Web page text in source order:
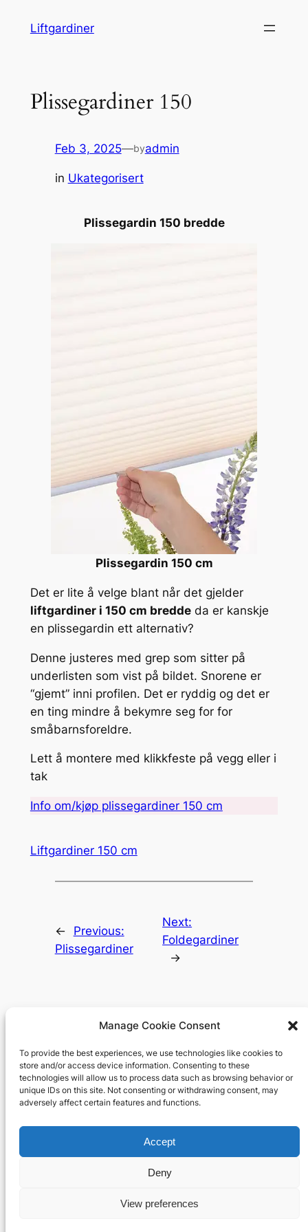
Manage Cookie Consent
To provide the best experiences, we use technologies like cookies to
store and/or access device information. Consenting to these
technologies will allow us to process data such as browsing behavior or
unique IDs on this site. Not consenting or withdrawing consent, may
adversely affect certain features and functions.
Accept
Deny
View preferences
Liftgardiner
Plissegardiner 150
Feb 3, 2025—byadmin
in Ukategorisert
Plissegardin 150 bredde
Plissegardin 150 cm
Det er lite å velge blant når det gjelder
liftgardiner i 150 cm breddeda er kanskje
en plissegardin ett alternativ?
Denne justeres med grep som sitter på
underlisten som vist på bildet. Snorene er
“gjemt” inni profilen. Det er ryddig og det er
en ting mindre å bekymre seg for for
småbarnsforeldre.
Lett å montere med klikkfeste på vegg eller i
tak
Info om/kjøp plissegardiner 150 cm
Liftgardiner 150 cm
←
Previous:
Plissegardiner
Next:
Foldegardiner
→
Liftgardiner
Kjøp liftgardiner på nett
Cookie Policy (EU)
WordPress